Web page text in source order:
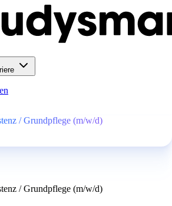
/ Grundpflege (m/w/d)
/ Grundpflege (m/w/d)